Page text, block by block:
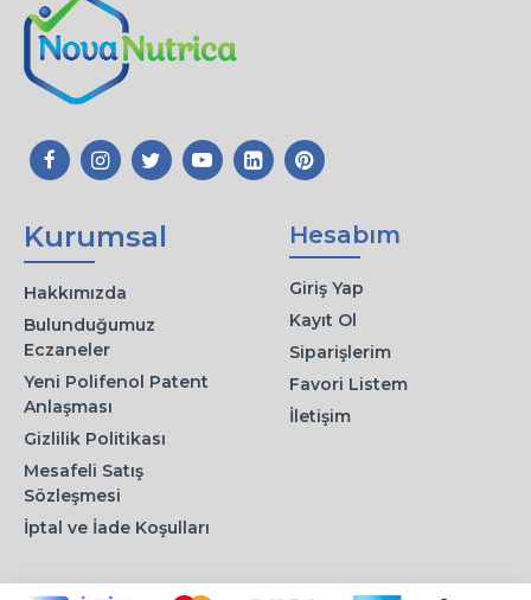
Kurumsal
Hakkımızda
Bulunduğumuz
Eczaneler
Yeni Polifenol Patent
Anlaşması
Gizlilik Politikası
Mesafeli Satış
Sözleşmesi
İptal ve İade Koşulları
Hesabım
Giriş Yap
Kayıt Ol
Siparişlerim
Favori Listem
İletişim